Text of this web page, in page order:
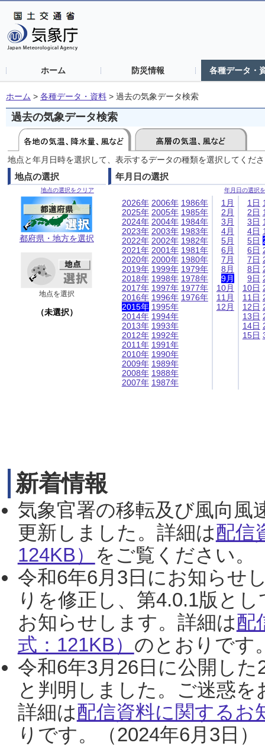
ホーム 防災情報 各種データ・
ホーム > 各種データ・資料 > 過去の気象データ検索
過去の気象データ検索
地点と年月日時を選択して、表示するデータの種類を選択してくだ
地点の選択
地点の選択をクリア
都府県・地方を選択
地点を選択
（未選択）
年月日の選択
年月日の選択
2026年
2025年
2024年
2023年
2022年
2021年
2020年
2019年
2018年
2017年
2016年
2015年
2014年
2013年
2012年
2011年
2010年
2009年
2008年
2007年
2006年
2005年
2004年
2003年
2002年
2001年
2000年
1999年
1998年
1997年
1996年
1995年
1994年
1993年
1992年
1991年
1990年
1989年
1988年
1987年
1986年
1985年
1984年
1983年
1982年
1981年
1980年
1979年
1978年
1977年
1976年
1月
2月
3月
4月
5月
6月
7月
8月
9月
10月
11月
12月
1日
2日
3日
4日
5日
6日
7日
8日
9日
10日
11日
12日
13日
14日
15日
新着情報
気象官署の移転及び風向風
更新しました。詳細は配信
124KB） をご覧ください。
令和6年6月3日にお知らせ
りを修正し、第4.0.1版と
お知らせします。詳細は配
式：121KB） のとおりです
令和6年3月26日に公開し
と判明しました。ご迷惑
詳細は配信資料に関するお
りです。（2024年6月3日）